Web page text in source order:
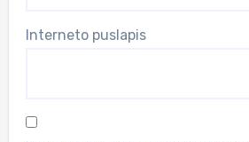
Interneto puslapis